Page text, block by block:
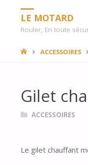
LE MOTARD
Rouler, En toute
HOMEACCESSOIRES
Gilet
ACCESSOIRES
Le gilet chauffant